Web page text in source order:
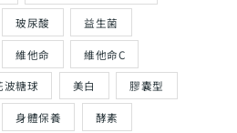
玻尿酸 益生菌
維他命 維他命C
波糖球 美白 膠囊型
身體保養 酵素